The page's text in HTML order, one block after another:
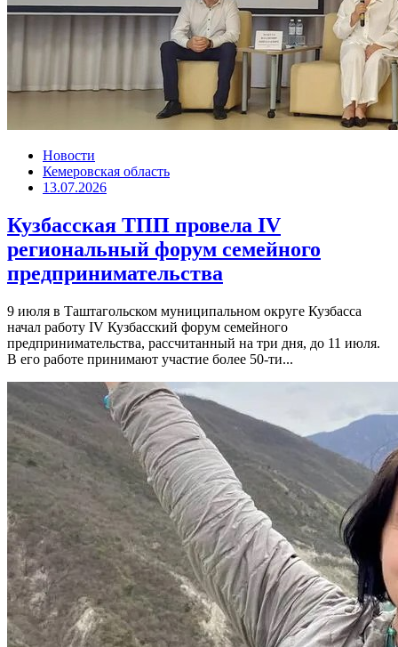
Новости
Кемеровская область
13.07.2026
Кузбасская ТПП провела IV
региональный форум семейного
предпринимательства
9 июля в Таштагольском муниципальном округе Кузбасса
начал работу IV Кузбасский форум семейного
предпринимательства, рассчитанный на три дня, до 11 июля.
В его работе принимают участие более 50-ти...